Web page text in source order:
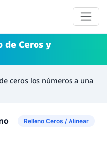
de Ceros y
ceros los números a una
Relleno Ceros / Alinear